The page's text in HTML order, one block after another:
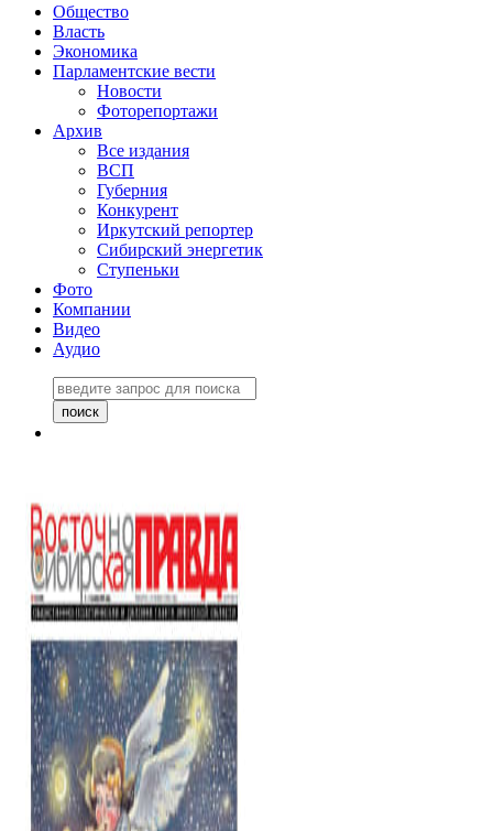
Общество
Власть
Экономика
Парламентские вести
Новости
Фоторепортажи
Архив
Все издания
ВСП
Губерния
Конкурент
Иркутский репортер
Сибирский энергетик
Ступеньки
Фото
Компании
Видео
Аудио